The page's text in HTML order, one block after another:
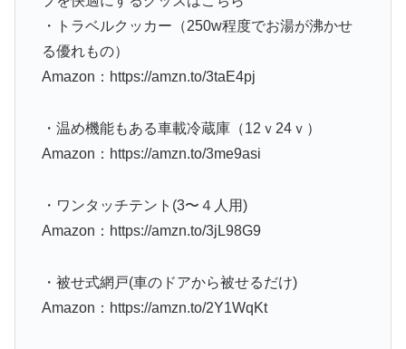
・トラベルクッカー（250w程度でお湯が沸かせ
る優れもの）
Amazon：https://amzn.to/3taE4pj
・温め機能もある車載冷蔵庫（12ｖ24ｖ）
Amazon：https://amzn.to/3me9asi
・ワンタッチテント(3〜４人用)
Amazon：https://amzn.to/3jL98G9
・被せ式網戸(車のドアから被せるだけ)
Amazon：https://amzn.to/2Y1WqKt